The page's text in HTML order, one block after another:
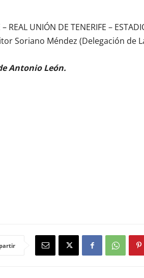
REAL UNIÓN DE TENERIFE –
Soriano Méndez (Delegación de
Antonio León.